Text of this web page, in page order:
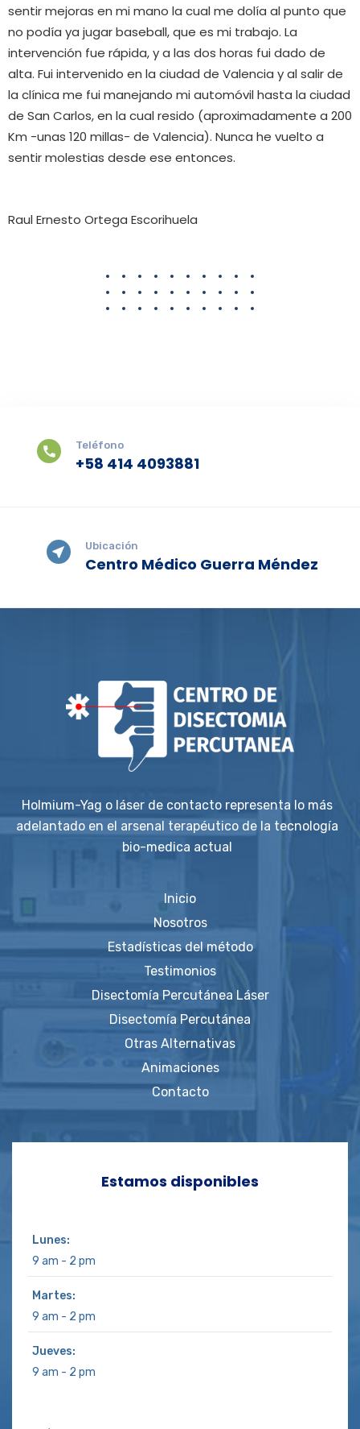
sentir mejoras en mi mano la cual me dolía al punto que
no podía ya jugar baseball, que es mi trabajo. La
intervención fue rápida, y a las dos horas fui dado de
alta. Fui intervenido en la ciudad de Valencia y al salir de
la clínica me fui manejando mi automóvil hasta la ciudad
de San Carlos, en la cual resido (aproximadamente a 200
Km -unas 120 millas- de Valencia). Nunca he vuelto a
sentir molestias desde ese entonces.
Raul Ernesto Ortega Escorihuela
Teléfono
+58 414 4093881
Ubicación
Centro Médico Guerra Méndez
Holmium-Yag o láser de contacto representa lo más
adelantado en el arsenal terapéutico de la tecnología
bio-medica actual
Inicio
Nosotros
Estadísticas del método
Testimonios
Disectomía Percutánea Láser
Disectomía Percutánea
Otras Alternativas
Animaciones
Contacto
Estamos disponibles
Lunes:
9 am - 2 pm
Martes:
9 am - 2 pm
Jueves:
9 am - 2 pm